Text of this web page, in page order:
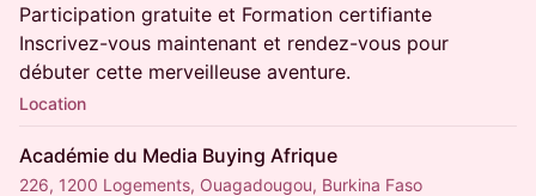
Participation gratuite et Formation certifiante
Inscrivez-vous maintenant et rendez-vous pour
débuter cette merveilleuse aventure.
Location
Académie du Media Buying Afrique
226, 1200 Logements, Ouagadougou, Burkina Faso